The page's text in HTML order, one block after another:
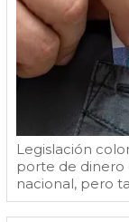
Legislación
porte de
nacional, pero